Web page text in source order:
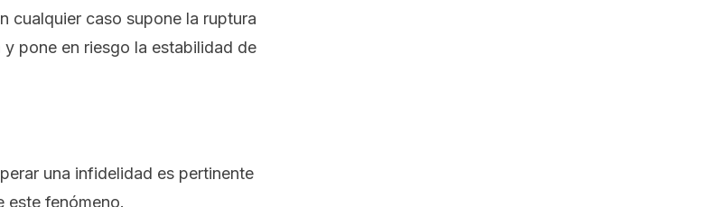
cualquier caso supone la ruptura
pone en riesgo la estabilidad de
una infidelidad es pertinente
este fenómeno.